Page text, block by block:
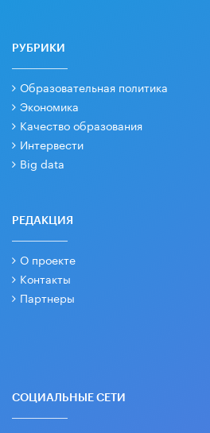
РУБРИКИ
Образовательная политика
Экономика
Качество образования
Интервести
Big data
РЕДАКЦИЯ
О проекте
Контакты
Партнеры
СОЦИАЛЬНЫЕ СЕТИ